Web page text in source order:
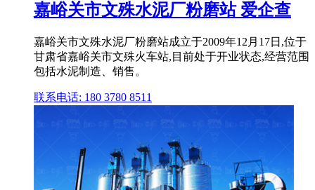
嘉峪关市文殊水泥厂粉磨站 爱企查
嘉峪关市文殊水泥厂粉磨站成立于2009年12月17日,位于
甘肃省嘉峪关市文殊火车站,目前处于开业状态,经营范围
包括水泥制造、销售。
联系电话: 180 3780 8511